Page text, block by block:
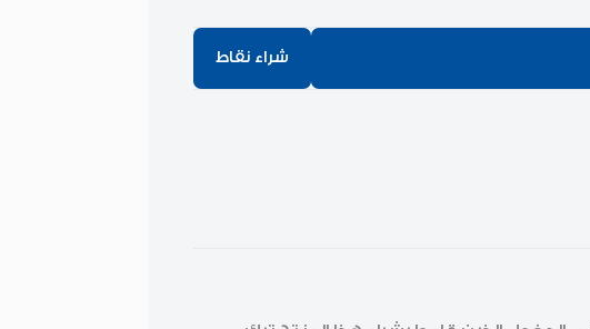
شراء نقاط